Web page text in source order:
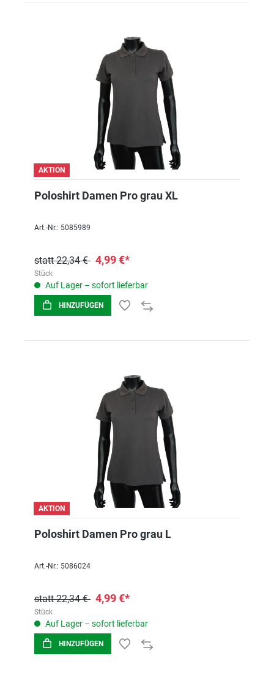
AKTION
Poloshirt Damen Pro grau XL
Art.-Nr.: 5085989
statt 22,34 € 4,99 €*
Stück
Auf Lager – sofort lieferbar
HINZUFÜGEN
AKTION
Poloshirt Damen Pro grau L
Art.-Nr.: 5086024
statt 22,34 € 4,99 €*
Stück
Auf Lager – sofort lieferbar
HINZUFÜGEN